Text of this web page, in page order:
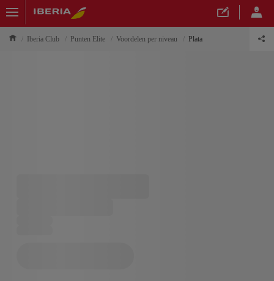
Iberia Club Punten Elite Voordelen per niveau Plata